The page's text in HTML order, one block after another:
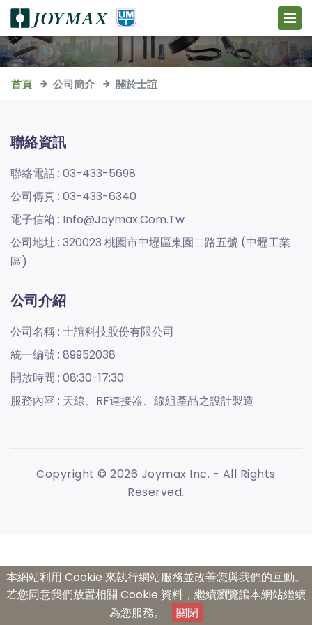
首頁 公司簡介 關於士誼
聯絡資訊
聯絡電話 : 03-433-5698
公司傳真 : 03-433-6340
電子信箱 : Info@joymax.com.tw
公司地址 : 320023 桃園市中壢區東園二路五號 (中壢工業
區)
公司介紹
公司名稱 : 士誼科技股份有限公司
統一編號 : 89952038
開放時間 : 08:30-17:30
服務內容 : 天線、RF連接器、線組產品之設計製造
Copyright © 2026 Joymax Inc. - All Rights
Reserved.
本網站利用 Cookie 來執行網站服務並改善您與我們的互動。
若您同意我們放置相關 Cookie 資料，繼續瀏覽讓本網站繼續
為您服務。